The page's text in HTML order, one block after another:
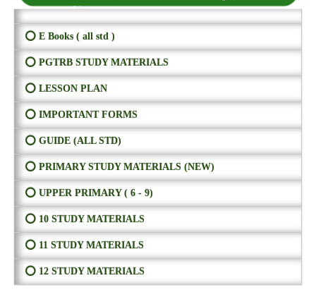
⭕ E Books ( all std )
⭕ PGTRB STUDY MATERIALS
⭕ LESSON PLAN
⭕ IMPORTANT FORMS
⭕ GUIDE (ALL STD)
⭕ PRIMARY STUDY MATERIALS (NEW)
⭕ UPPER PRIMARY ( 6 - 9)
⭕ 10 STUDY MATERIALS
⭕ 11 STUDY MATERIALS
⭕ 12 STUDY MATERIALS